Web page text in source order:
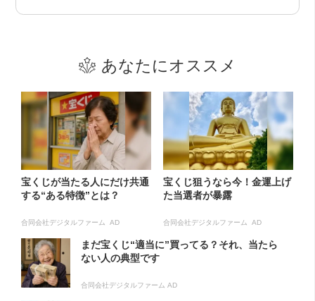
あなたにオススメ
宝くじが当たる人にだけ共通
する“ある特徴”とは？
合同会社デジタルファーム AD
宝くじ狙うなら今！金運上げ
た当選者が暴露
合同会社デジタルファーム AD
まだ宝くじ“適当に”買ってる？それ、当たら
ない人の典型です
合同会社デジタルファーム AD